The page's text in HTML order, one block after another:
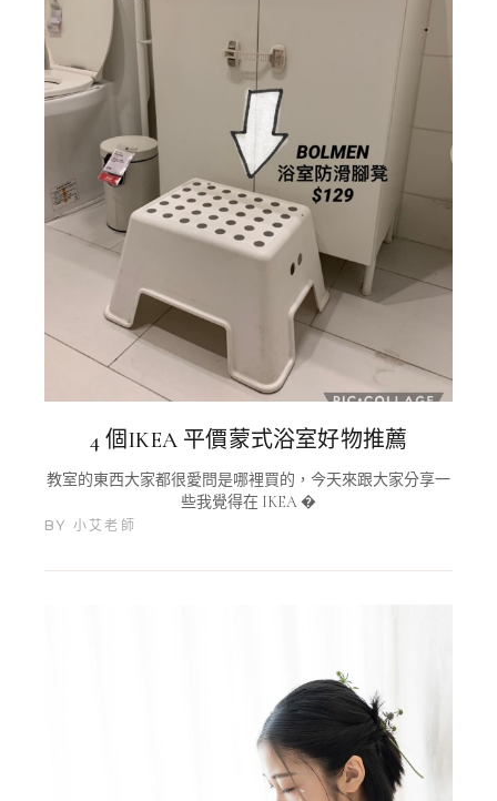
4 個IKEA 平價蒙式浴室好物推薦
教室的東西大家都很愛問是哪裡買的，今天來跟大家分享一
些我覺得在 IKEA �
BY 小艾老師